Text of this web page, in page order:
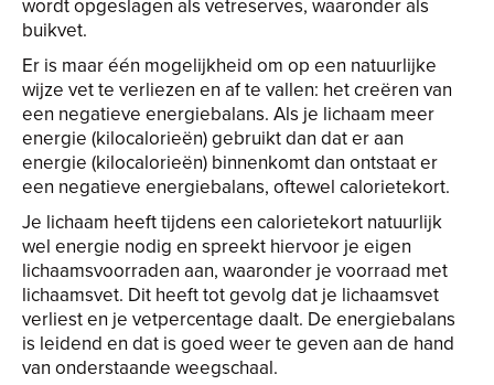
wordt opgeslagen als vetreserves, waaronder als
buikvet.
Er is maar één mogelijkheid om op een natuurlijke
wijze vet te verliezen en af te vallen: het creëren van
een negatieve energiebalans. Als je lichaam meer
energie (kilocalorieën) gebruikt dan dat er aan
energie (kilocalorieën) binnenkomt dan ontstaat er
een negatieve energiebalans, oftewel calorietekort.
Je lichaam heeft tijdens een calorietekort natuurlijk
wel energie nodig en spreekt hiervoor je eigen
lichaamsvoorraden aan, waaronder je voorraad met
lichaamsvet. Dit heeft tot gevolg dat je lichaamsvet
verliest en je vetpercentage daalt. De energiebalans
is leidend en dat is goed weer te geven aan de hand
van onderstaande weegschaal.